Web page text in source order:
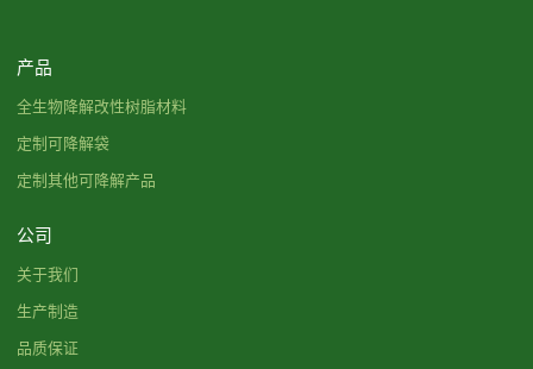
产品
全生物降解改性树脂材料
定制可降解袋
定制其他可降解产品
公司
关于我们
生产制造
品质保证